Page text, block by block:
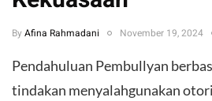
By Afina Rahmadani November 19, 2024
Pendahuluan Pembullyan
tindakan menyalahgunakan